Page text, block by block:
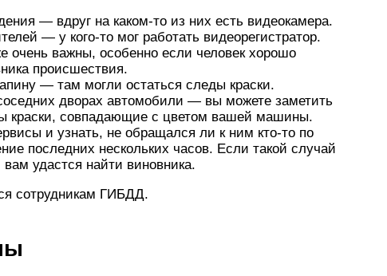
— вдруг на каком-то из них есть видеокамера.
— у кого-то мог работать видеорегистратор.
очень важны, особенно если человек хорошо
происшествия.
— там могли остаться следы краски.
дворах автомобили — вы можете заметить
краски, совпадающие с цветом вашей машины.
и узнать, не обращался ли к ним кто-то по
последних нескольких часов. Если такой случай
удастся найти виновника.
сотрудникам ГИБДД.